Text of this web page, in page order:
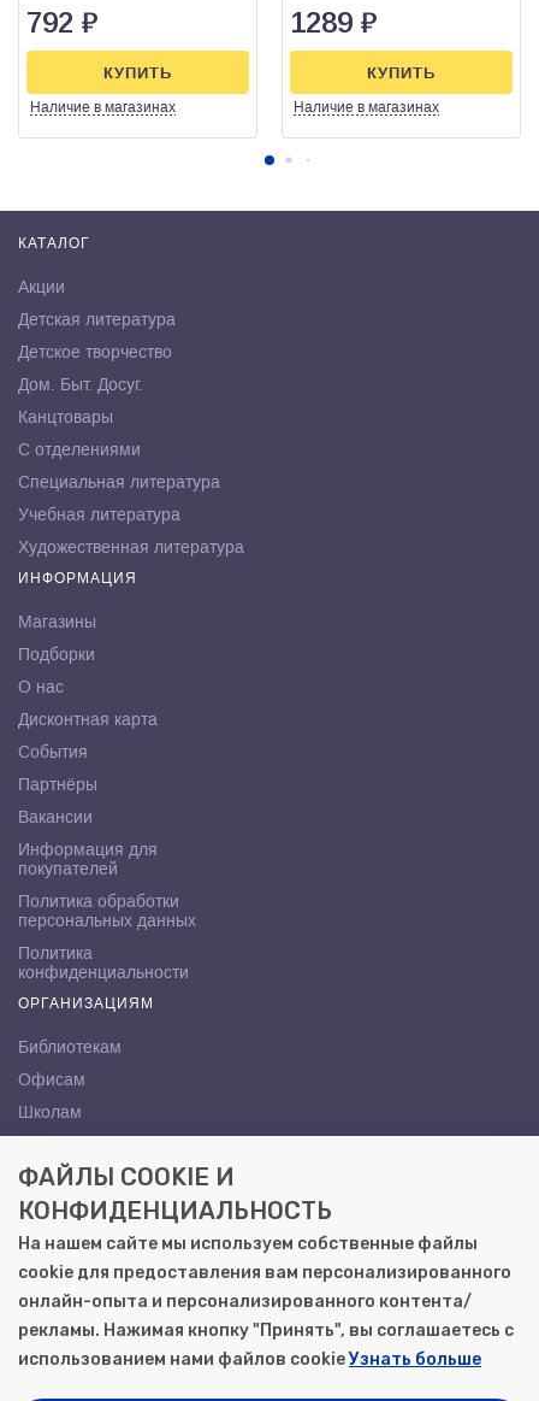
792 ₽
Наличие в магазинах
КУПИТЬ
1289 ₽
Наличие в магазинах
КУПИТЬ
КАТАЛОГ
Акции
Детская литература
Детское творчество
Дом. Быт. Досуг.
Канцтовары
С отделениями
Специальная литература
Учебная литература
Художественная литература
ИНФОРМАЦИЯ
Магазины
Подборки
О нас
Дисконтная карта
События
Партнёры
Вакансии
Информация для
покупателей
Политика обработки
персональных данных
Политика
конфиденциальности
ОРГАНИЗАЦИЯМ
Библиотекам
Офисам
Школам
КОНТАКТЫ
Саратов, ул. Осипова, 10А
+7 (8452) 72-65-65
gemera@moya-kniga.ru
ФАЙЛЫ COOKIE И
КОНФИДЕНЦИАЛЬНОСТЬ
На нашем сайте мы используем собственные файлы
cookie для предоставления вам персонализированного
онлайн-опыта и персонализированного контента/
рекламы. Нажимая кнопку "Принять", вы соглашаетесь с
использованием нами файлов cookieУзнать больше